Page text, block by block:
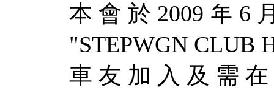
本 會 於 2009 年 6
"STEPWGN CLUB
車 友 加 入 及 需